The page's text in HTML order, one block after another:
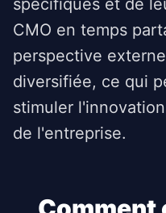
spécifiques et de
CMO en temps
perspective
diversifiée, ce qui
stimuler
de l'entreprise.